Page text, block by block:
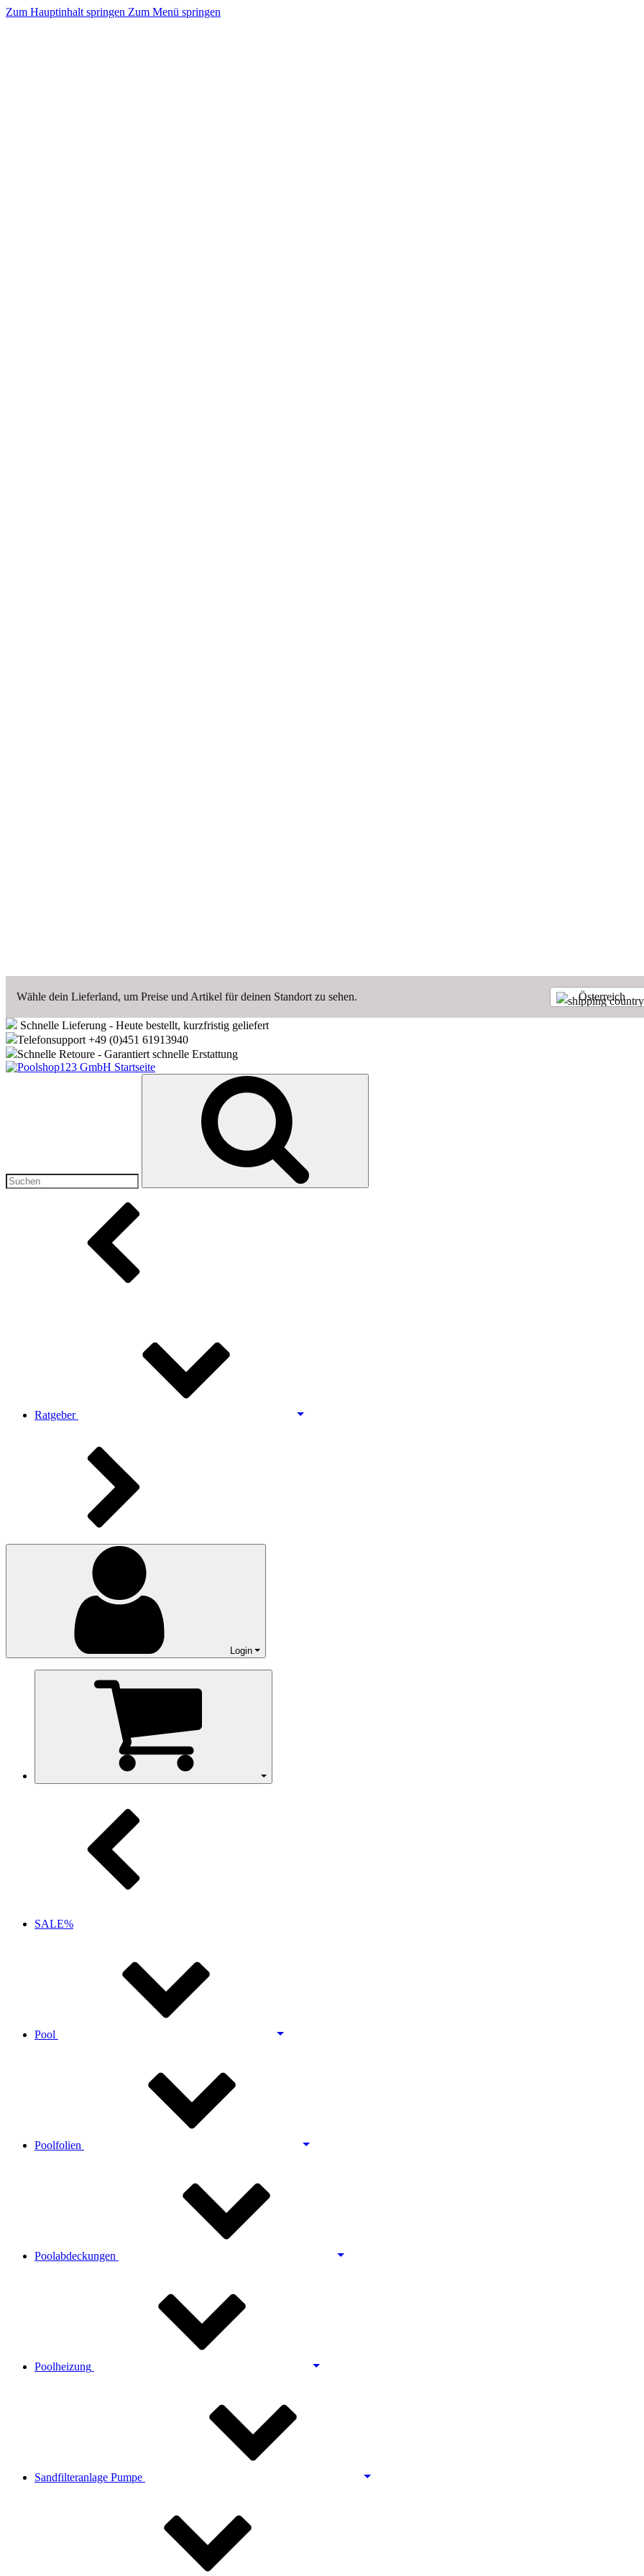
Zum Hauptinhalt springen Zum Menü springen
Wähle dein Lieferland, um Preise und Artikel für deinen Standort zu sehen. Österreich
Schnelle Lieferung - Heute bestellt, kurzfristig geliefert
Telefonsupport +49 (0)451 61913940
Schnelle Retoure - Garantiert schnelle Erstattung
Ratgeber
Login
SALE%
Pool
Poolfolien
Poolabdeckungen
Poolheizung
Sandfilteranlage Pumpe